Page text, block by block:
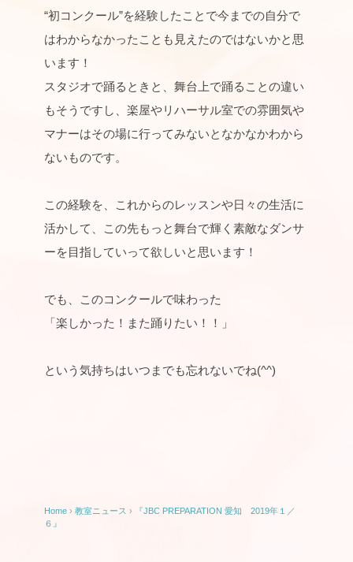
“初コンクール”を経験したことで今までの自分で
はわからなかったことも見えたのではないかと思
います！
スタジオで踊るときと、舞台上で踊ることの違い
もそうですし、 楽屋やリハーサル室での雰囲気や
マナーはその場に行ってみないと なかなかわから
ないものです。
この経験を、これからのレッスンや日々の生活に
活かして、
この先もっと舞台で輝く素敵なダンサ
ーを目指していって欲しいと 思います！
でも、このコンクールで味わった
「楽しかった！また踊りたい！！」
という気持ちはいつまでも忘れないでね(^^)
Home › 教室ニュース ›
『JBC PREPARATION 愛知 2019年１／
６』